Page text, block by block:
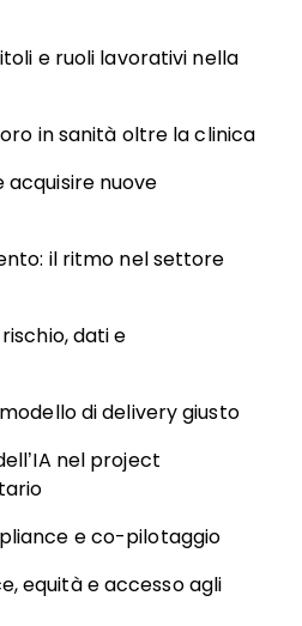
e ruoli lavorativi nella
in sanità oltre la clinica
acquisire nuove
il ritmo nel settore
dati e
di delivery giusto
nel project
e co-pilotaggio
equità e accesso agli